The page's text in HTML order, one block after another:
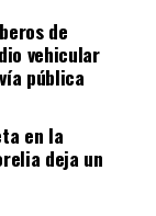
de
vehicular
pública
en la
deja un